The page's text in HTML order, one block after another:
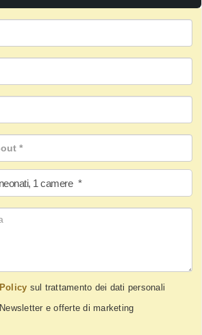
neonati, 1 camere *
sul trattamento dei dati personali
e offerte di marketing